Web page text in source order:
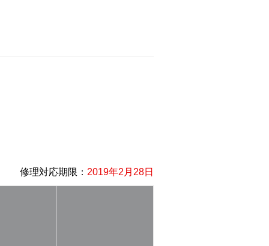
修理対応期限： 2019年2月28日